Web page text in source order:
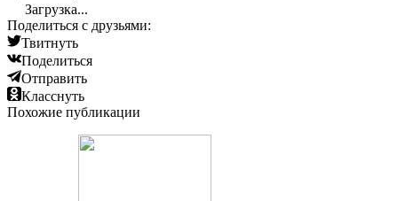
Загрузка...
Поделиться с друзьями:
Твитнуть
Поделиться
Отправить
Класснуть
Похожие публикации